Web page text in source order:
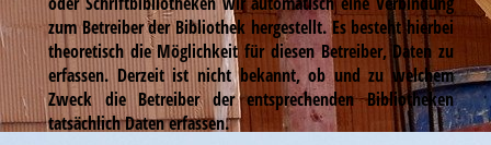
zum Betreiber der Bibliothek hergestellt. Es besteht hierbei
theoretisch die Möglichkeit für diesen Betreiber, Daten zu
erfassen. Derzeit ist nicht bekannt, ob und zu welchem
Zweck die Betreiber der entsprechenden Bibliotheken
tatsächlich Daten erfassen.